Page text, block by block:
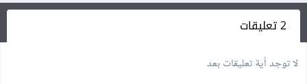
2 تعليقات
لا توجد أية تعليقات بعد